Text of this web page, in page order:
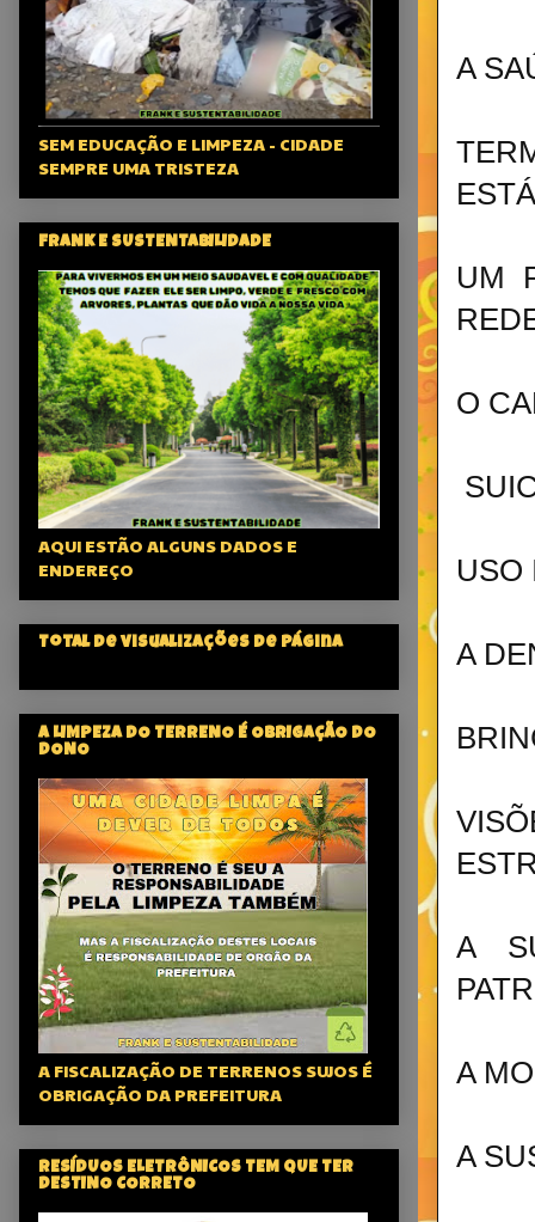
A
UM
O
USO
A
A
A
A
SEM EDUCAÇÃO E LIMPEZA - CIDADE
SEMPRE UMA TRISTEZA
FRANK E SUSTENTABILIDADE
AQUI ESTÃO ALGUNS DADOS E
ENDEREÇO
Total de visualizações de página
A LIMPEZA DO TERRENO É OBRIGAÇÃO DO
DONO
A FISCALIZAÇÃO DE TERRENOS SUJOS É
OBRIGAÇÃO DA PREFEITURA
RESÍDUOS ELETRÔNICOS TEM QUE TER
DESTINO CORRETO